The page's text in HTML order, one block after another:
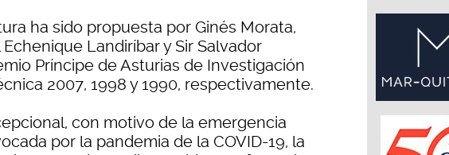
ha sido propuesta por Ginés Morata,
Landiríbar y Sir Salvador
Príncipe de Asturias de Investigación
2007, 1998 y 1990, respectivamente.
con motivo de la emergencia
por la pandemia de la COVID-19, la